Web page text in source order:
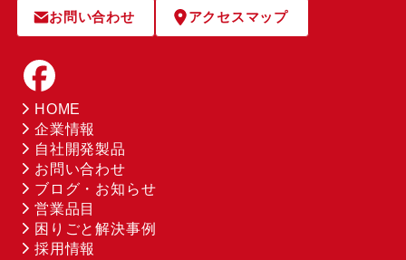
お問い合わせ アクセスマップ
HOME
企業情報
自社開発製品
お問い合わせ
ブログ・お知らせ
営業品目
困りごと解決事例
採用情報